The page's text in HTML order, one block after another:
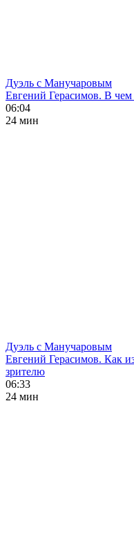
Дуэль с Манучаровым
Евгений Герасимов. В чем
06:04
24 мин
Дуэль с Манучаровым
Евгений Герасимов. Как
зрителю
06:33
24 мин